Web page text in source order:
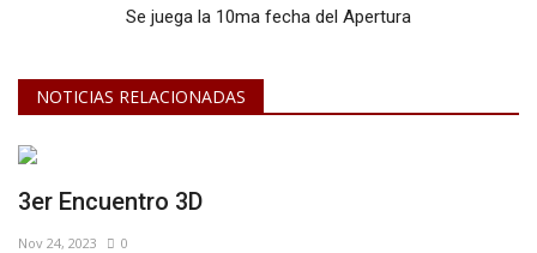
Se juega la 10ma fecha del Apertura
NOTICIAS RELACIONADAS
3er Encuentro 3D
Nov 24, 2023 0